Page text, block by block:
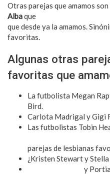
Otras parejas que amamos
Albaque
que desde ya la amamos.
favoritas.
Algunas otras
favoritas que
La futbolista Megan
Bird.
Carlota Madrigal y Gigi
Las futbolistas Tobin
parejas de lesbianas
¿Kristen Stewart y
y